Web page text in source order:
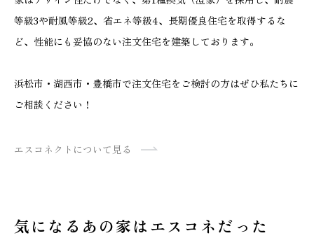
等級3や耐風等級2、省エネ等級4、長期優良住宅を取得するな
ど、性能にも妥協のない注文住宅を建築しております。
浜松市・湖西市・豊橋市で注文住宅をご検討の方はぜひ私たちに
ご相談ください！
エスコネクトについて見る
気になるあの家はエスコネだった